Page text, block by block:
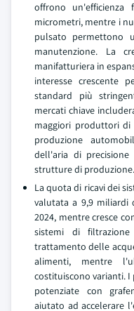
offrono
micrometri, mentre i
pulsato permettono
manutenzione. La
manifatturiera in
interesse crescente
standard più
mercati chiave
maggiori produttori
produzione
dell'aria di
strutture di produzione.
La quota di ricavi dei
valutata a 9,9 miliardi
2024, mentre cresce
sistemi di
trattamento delle
alimenti, mentre
costituiscono varianti.
potenziate con
aiutato ad accelerare